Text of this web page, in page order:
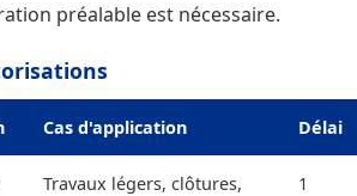
préalable est nécessaire.
Cas d'application Délai
Travaux légers, clôtures,
1